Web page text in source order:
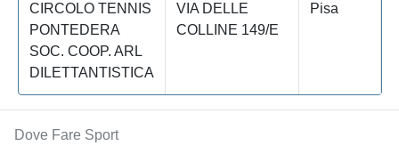
CIRCOLO TENNIS
PONTEDERA
SOC. COOP. ARL
DILETTANTISTICA
VIA DELLE
COLLINE 149/E
Pisa
Dove Fare Sport